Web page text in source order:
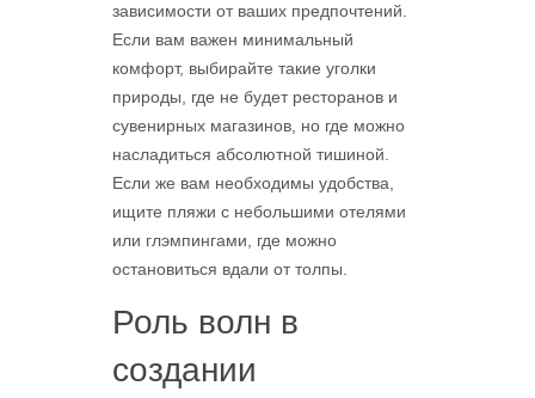
зависимости от ваших предпочтений.
Если вам важен минимальный
комфорт, выбирайте такие уголки
природы, где не будет ресторанов и
сувенирных магазинов, но где можно
насладиться абсолютной тишиной.
Если же вам необходимы удобства,
ищите пляжи с небольшими отелями
или глэмпингами, где можно
остановиться вдали от толпы.
Роль волн в
создании